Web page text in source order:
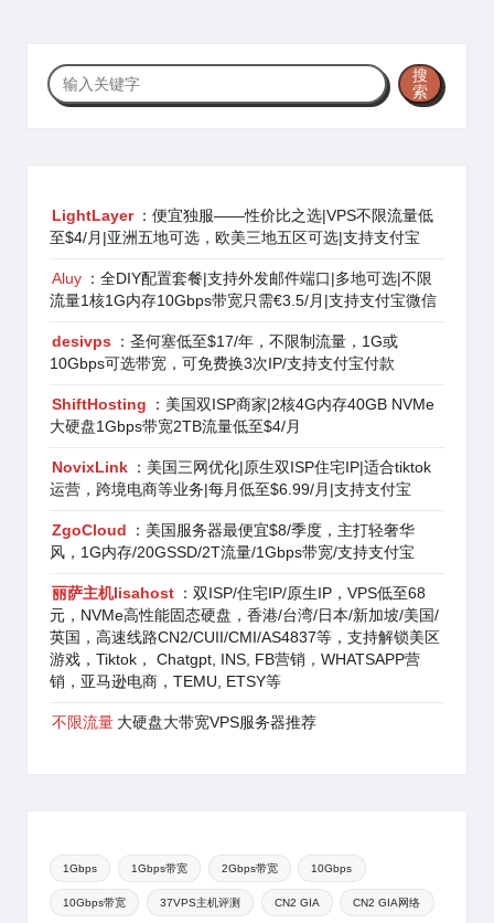
搜
索
搜
索
LightLayer ：便宜独服——性价比之选|VPS不限流量低
至$4/月|亚洲五地可选，欧美三地五区可选|支持支付宝
Aluy ：全DIY配置套餐|支持外发邮件端口|多地可选|不限
流量1核1G内存10Gbps带宽只需€3.5/月|支持支付宝微信
desivps
：圣何塞低至$17/年，不限制流量，1G或
10Gbps可选带宽，可免费换3次IP/支持支付宝付款
ShiftHosting
：美国双ISP商家|2核4G内存40GB NVMe
大硬盘1Gbps带宽2TB流量低至$4/月
NovixLink ：美国三网优化|原生双ISP住宅IP|适合tiktok
运营，跨境电商等业务|每月低至$6.99/月|支持支付宝
ZgoCloud
：美国服务器最便宜$8/季度，主打轻奢华
风，1G内存/20GSSD/2T流量/1Gbps带宽/支持支付宝
丽萨主机lisahost ：双ISP/住宅IP/原生IP，VPS低至68
元，NVMe高性能固态硬盘，香港/台湾/日本/新加坡/美国/
英国，高速线路CN2/CUII/CMI/AS4837等，支持解锁美区
游戏，Tiktok， Chatgpt, INS, FB营销，WHATSAPP营
销，亚马逊电商，TEMU, ETSY等
不限流量 大硬盘大带宽VPS服务器推荐
1Gbps 1Gbps带宽 2Gbps带宽 10Gbps
10Gbps带宽 37VPS主机评测 CN2 GIA CN2 GIA网络